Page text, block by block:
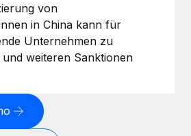
von
in China kann für
Unternehmen zu
weiteren Sanktionen